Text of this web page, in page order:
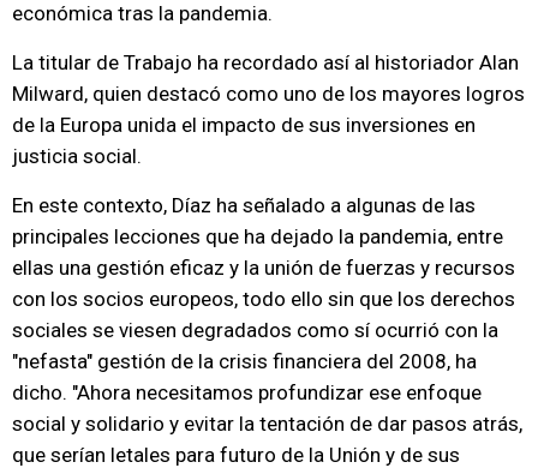
económica tras la pandemia.
La titular de Trabajo ha recordado así al historiador Alan
Milward, quien destacó como uno de los mayores logros
de la Europa unida el impacto de sus inversiones en
justicia social.
En este contexto, Díaz ha señalado a algunas de las
principales lecciones que ha dejado la pandemia, entre
ellas una gestión eficaz y la unión de fuerzas y recursos
con los socios europeos, todo ello sin que los derechos
sociales se viesen degradados como sí ocurrió con la
"nefasta" gestión de la crisis financiera del 2008, ha
dicho. "Ahora necesitamos profundizar ese enfoque
social y solidario y evitar la tentación de dar pasos atrás,
que serían letales para futuro de la Unión y de sus